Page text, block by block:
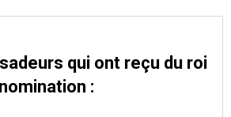
qui ont reçu du roi
: